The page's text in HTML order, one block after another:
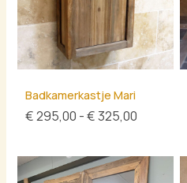
Badkamerkastje Mari
€295,00 - €325,00